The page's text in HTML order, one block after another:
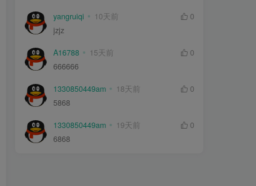
yangruiqi 10天前
0
jzjz
A16788 15天前
0
666666
1330850449am 18天前
0
5868
1330850449am 19天前
0
6868